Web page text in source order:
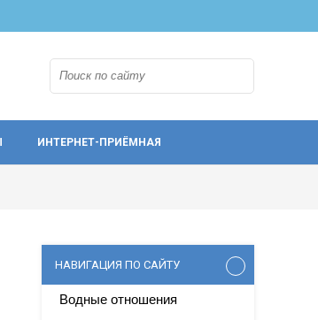
ИНТЕРНЕТ-ПРИЁМНАЯ
НАВИГАЦИЯ ПО САЙТУ
Водные отношения